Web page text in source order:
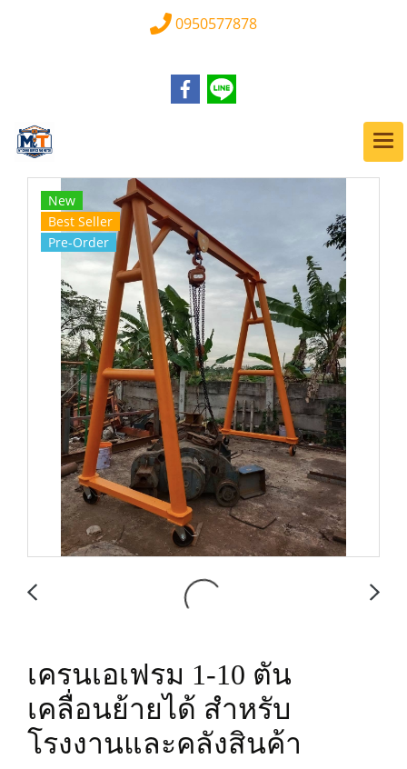
0950577878
New
Best Seller
Pre-Order
เครนเอเฟรม 1-10 ตัน
เคลื่อนย้ายได้ สำหรับ
โรงงานและคลังสินค้า